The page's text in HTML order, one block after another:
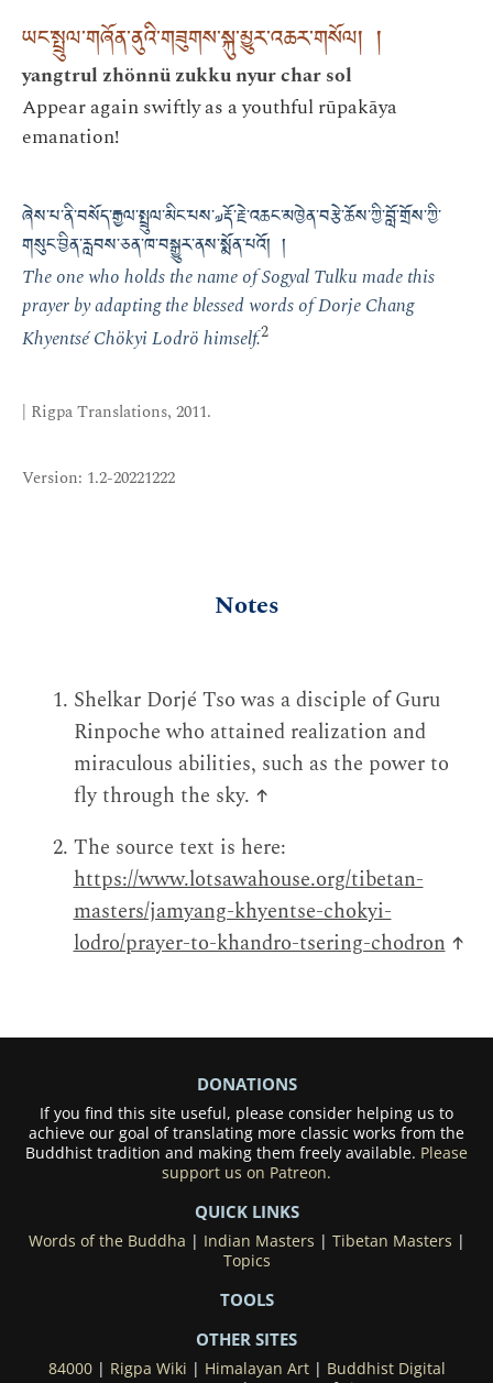
ཡང་སྤྲུལ་གཞོན་ནུའི་གཟུགས་སྐུ་མྱུར་འཆར་གསོལ། །
yangtrul zhönnü zukku nyur char sol
Appear again swiftly as a youthful rūpakāya
emanation!
ཞེས་པ་ནི་བསོད་རྒྱལ་སྤྲུལ་མིང་པས་༧རྡོ་རྗེ་འཆང་མཁྱེན་བརྩེ་ཆོས་ཀྱི་བློ་གྲོས་ཀྱི་
གསུང་བྱིན་རླབས་ཅན་ཁ་བསྒྱུར་ནས་སྨོན་པའོ། །
The one who holds the name of Sogyal Tulku made this
prayer by adapting the blessed words of Dorje Chang
Khyentsé Chökyi Lodrö himself.2
| Rigpa Translations, 2011.
Version: 1.2-20221222
Notes
Shelkar Dorjé Tso was a disciple of Guru
Rinpoche who attained realization and
miraculous abilities, such as the power to
fly through the sky. ↑
The source text is here:
https://www.lotsawahouse.org/tibetan-
masters/jamyang-khyentse-chokyi-
lodro/prayer-to-khandro-tsering-chodron ↑
DONATIONS
If you find this site useful, please consider helping us to
achieve our goal of translating more classic works from the
Buddhist tradition and making them freely available. Please
support us on Patreon.
QUICK LINKS
Words of the Buddha | Indian Masters | Tibetan Masters |
Topics
TOOLS
OTHER SITES
84000| Rigpa Wiki | Himalayan Art| Buddhist Digital